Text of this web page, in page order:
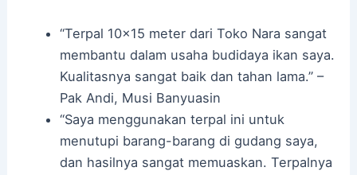
“Terpal 10×15 meter dari Toko Nara sangat
membantu dalam usaha budidaya ikan saya.
Kualitasnya sangat baik dan tahan lama.” –
Pak Andi, Musi Banyuasin
“Saya menggunakan terpal ini untuk
menutupi barang-barang di gudang saya,
dan hasilnya sangat memuaskan. Terpalnya